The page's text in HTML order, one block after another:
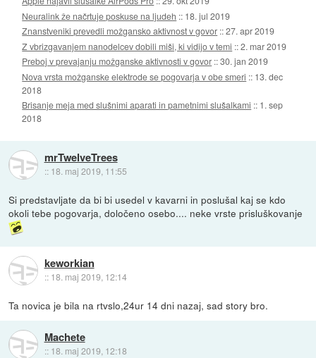
Neuralink že načrtuje poskuse na ljudeh :: 18. jul 2019
Znanstveniki prevedli možgansko aktivnost v govor ::27. apr 2019
Z vbrizgavanjem nanodelcev dobili miši, ki vidijo v temi ::2. mar 2019
Preboj v prevajanju možganske aktivnosti v govor ::30. jan 2019
Nova vrsta možganske elektrode se pogovarja v obe smeri :: 13. dec
2018
Brisanje meja med slušnimi aparati in pametnimi slušalkami :: 1. sep
2018
mrTwelveTrees
:: 18. maj 2019, 11:55
Si predstavljate da bi bi usedel v kavarni in poslušal kaj se kdo
okoli tebe pogovarja, določeno osebo.... neke vrste prisluškovanje
keworkian
:: 18. maj 2019, 12:14
Ta novica je bila na rtvslo,24ur 14 dni nazaj, sad story bro.
Machete
:: 18. maj 2019, 12:18